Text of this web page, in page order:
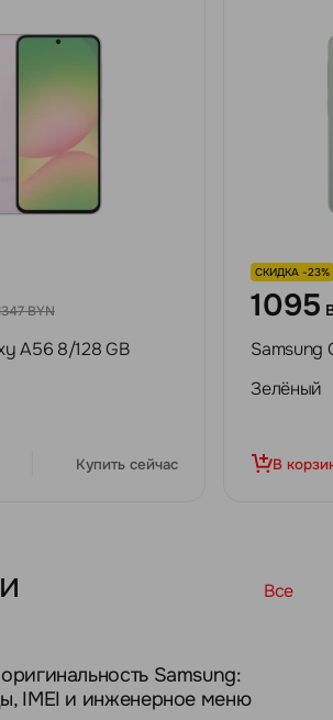
BYN
A56 8/128 GB
Купить сейчас
СКИДКА -23%
1095
Samsung
Зелёный
В
Все
Samsung:
IMEI и инженерное меню